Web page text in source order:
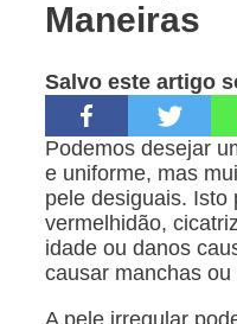
Maneiras
Salvo este artigo
Podemos desejar
e uniforme, mas
pele desiguais. Isto
vermelhidão,
idade ou danos
causar manchas
A pele irregular